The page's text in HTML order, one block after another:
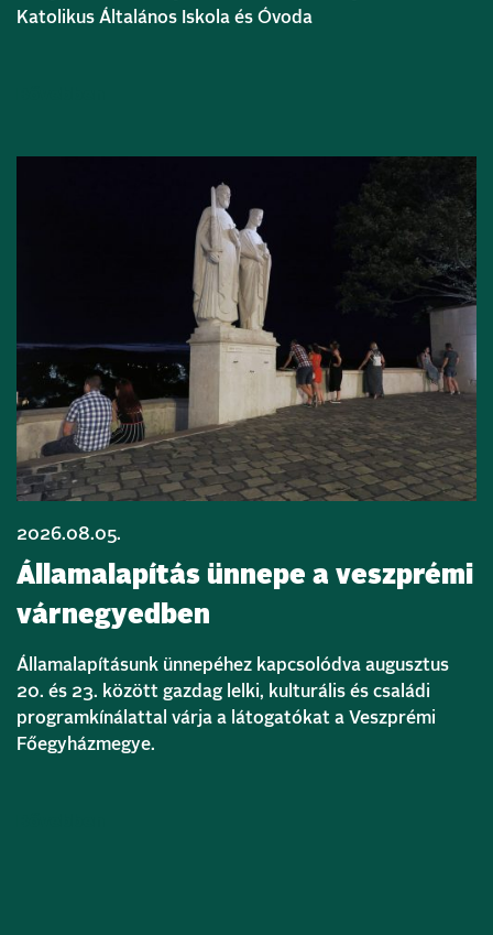
Katolikus Általános Iskola és Óvoda
2026.08.05.
Államalapítás ünnepe a veszprémi
várnegyedben
Államalapításunk ünnepéhez kapcsolódva augusztus
20. és 23. között gazdag lelki, kulturális és családi
programkínálattal várja a látogatókat a Veszprémi
Főegyházmegye.